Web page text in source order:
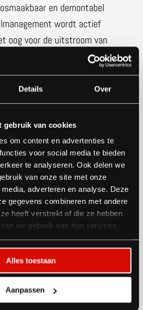
Details Over
gebruik van cookies
om content en advertenties te
voor social media te bieden
te analyseren. Ook delen we
van onze site met onze
adverteren en analyse. Deze
gegevens combineren met andere
heeft verstrekt of die ze hebben
uw gebruik van hun services.
Alles toestaan
Aanpassen
en demontabel
wordt actief
oog voor de uitstroom van
geen reststroom naar de
hergebruik binnen de keten of
via gerichte